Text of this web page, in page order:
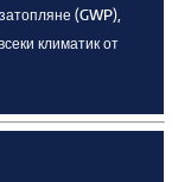
(GWP),
климатик от